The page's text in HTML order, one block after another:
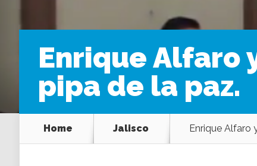
Enrique Alfaro
pipa de la paz.
Home Jalisco Enrique Alfaro